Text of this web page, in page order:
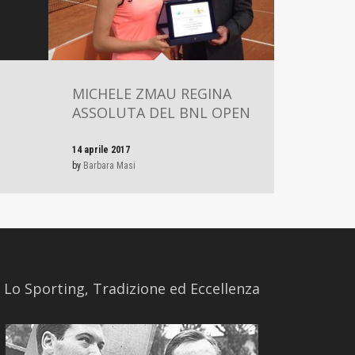
MICHELE ZMAU REGINA
ASSOLUTA DEL BNL OPEN
14 aprile 2017
by Barbara Masi
​Lo Sporting, Tradizione ed Eccellenza